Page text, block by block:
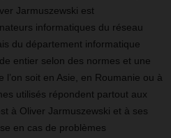
Jarmuszewski est
informatiques du réseau
du département informatique
entier selon des normes et une
soit en Asie, en Roumanie ou à
utilisés répondent partout aux
à Oliver Jarmuszewski et à ses
en cas de problèmes